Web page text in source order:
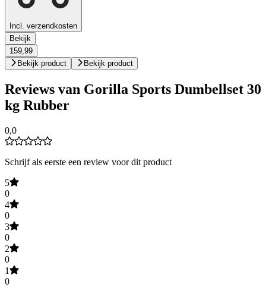
Incl. verzendkosten
Bekijk
159,99
Bekijk product
Bekijk product
Reviews van Gorilla Sports Dumbellset 30
kg Rubber
0,0
Schrijf als eerste een review voor dit product
5
0
4
0
3
0
2
0
1
0